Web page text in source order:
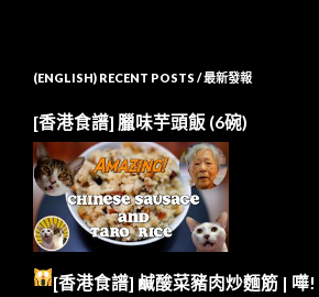
(ENGLISH) RECENT POSTS / 最新發報
[香港食譜] 臘味芋頭飯 (6碗)
[香港食譜] 鹹酸菜豬肉炒麵筋 | 嘩!